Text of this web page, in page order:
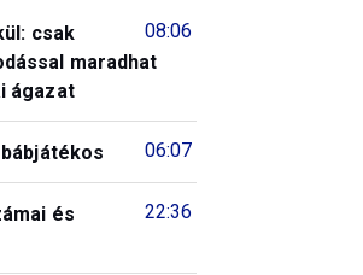
08:06
csak
maradhat
ágazat
06:07
22:36
és